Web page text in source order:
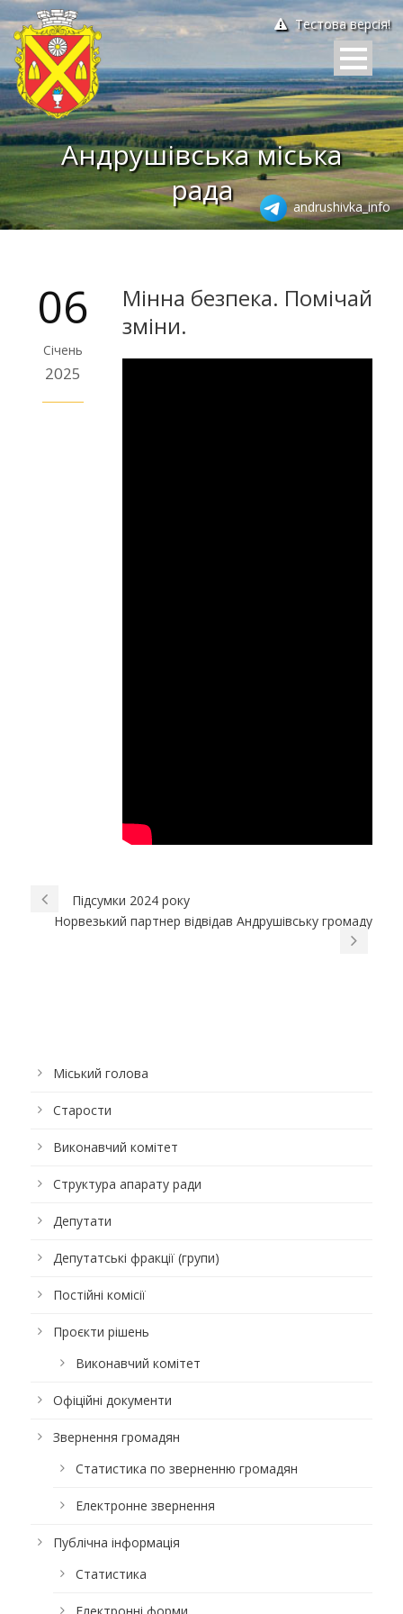
Тестова версія!
Андрушівська міська
рада
andrushivka_info
06
Січень
2025
Мінна безпека. Помічай
зміни.
Підсумки 2024 року
Норвезький партнер відвідав Андрушівську громаду
Міський голова
Старости
Виконавчий комітет
Структура апарату ради
Депутати
Депутатські фракції (групи)
Постійні комісії
Проєкти рішень
Виконавчий комітет
Офіційні документи
Звернення громадян
Статистика по зверненню громадян
Електронне звернення
Публічна інформація
Статистика